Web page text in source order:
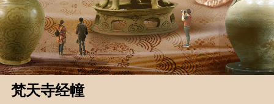
梵天寺经幢